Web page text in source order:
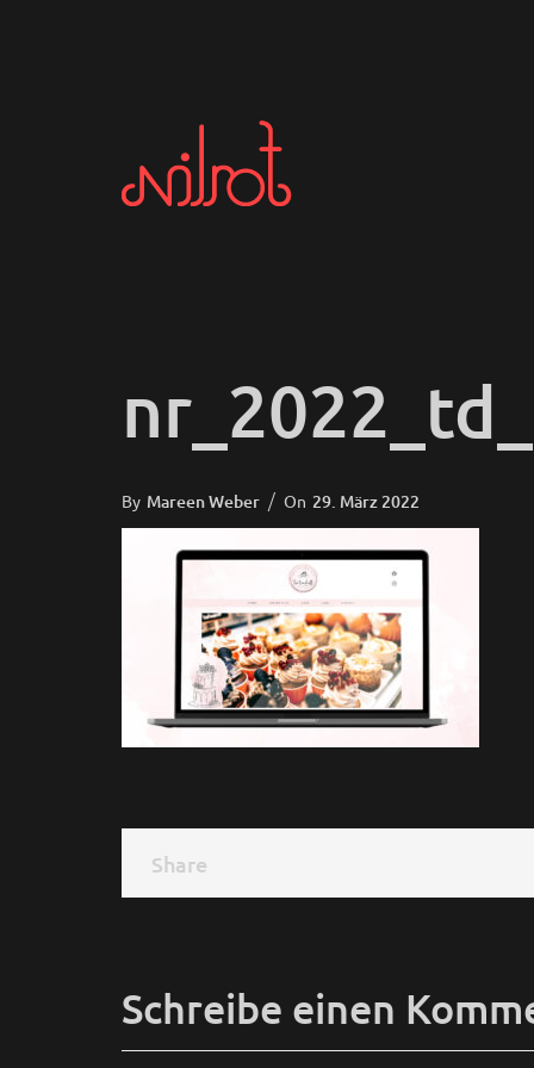
By Mareen Weber
Posted
On
On 29. März 2022
Share
Share
Schreibe einen